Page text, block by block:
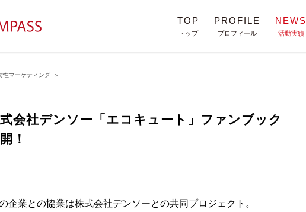
TOP
トップ
PROFILE
プロフィール
NEWS
活動実績
性マーケティング ＞
式会社デンソー「エコキュート」ファンブック
！
企業との協業は株式会社デンソーとの共同プロジェクト。